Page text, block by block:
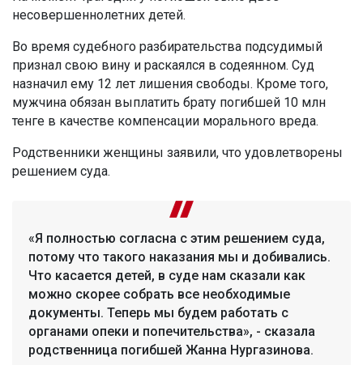
несовершеннолетних детей.
Во время судебного разбирательства подсудимый
признал свою вину и раскаялся в содеянном. Суд
назначил ему 12 лет лишения свободы. Кроме того,
мужчина обязан выплатить брату погибшей 10 млн
тенге в качестве компенсации морального вреда.
Родственники женщины заявили, что удовлетворены
решением суда.
«Я полностью согласна с этим решением суда,
потому что такого наказания мы и добивались.
Что касается детей, в суде нам сказали как
можно скорее собрать все необходимые
документы. Теперь мы будем работать с
органами опеки и попечительства», - сказала
родственница погибшей Жанна Нургазинова.